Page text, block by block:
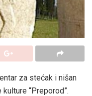
za stećak i nišan
“Preporod”.